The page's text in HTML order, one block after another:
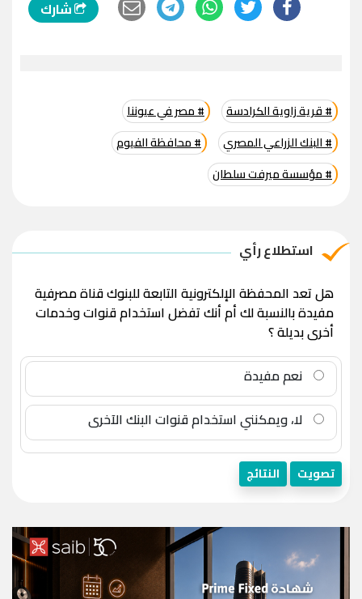
شارك
# قرية زاوية الكرادسة
# مصر في عيوننا
# البنك الزراعي المصري
# محافظة الفيوم
# مؤسسة ميرفت سلطان
استطلاع رأي
هل تعد المحفظة الإلكترونية التابعة للبنوك قناة مصرفية
مفيدة بالنسبة لك أم أنك تفضل استخدام قنوات وخدمات
أخرى بديلة ؟
نعم مفيدة
لا، ويمكنني استخدام قنوات البنك الآخرى
تصويت النتائج